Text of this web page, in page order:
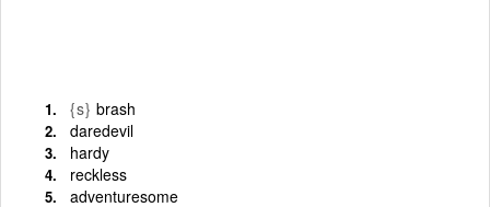
{s} brash
daredevil
hardy
reckless
adventuresome